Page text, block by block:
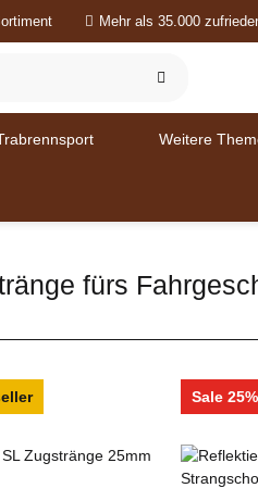
Mehr als 35.000
Weitere
fürs
Sale 25%